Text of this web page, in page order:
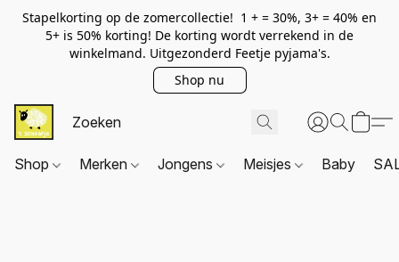
Stapelkorting op de zomercollectie! 1 + = 30%, 3+ = 40% en
5+ is 50% korting! De korting wordt verrekend in de
winkelmand. Uitgezonderd Feetje pyjama's.
Shop nu
Shop Merken Jongens Meisjes Baby